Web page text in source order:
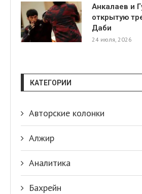
Анкалаев и
открытую
Даби
24 июля, 2026
КАТЕГОРИИ
Авторские колонки
Алжир
Аналитика
Бахрейн